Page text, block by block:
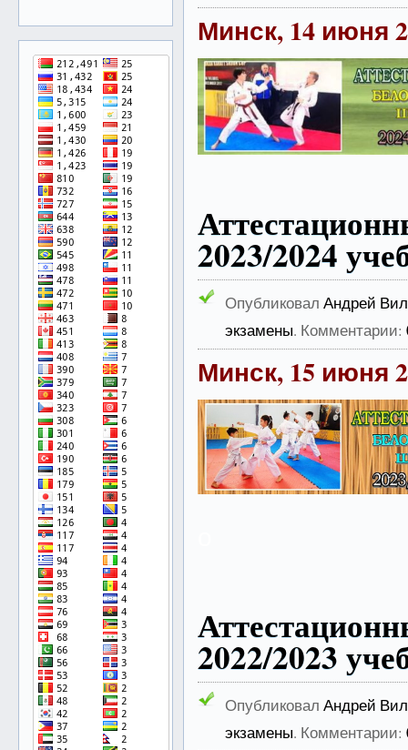
Минск, 14 июня
2023/2024
Опубликовал Андрей
экзамены. Комментарии:
Минск, 15 июня
2022/2023
Опубликовал Андрей
экзамены. Комментарии: